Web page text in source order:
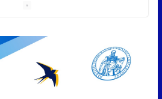
Protezione Civile San Marino.
Incendi boschivi: attivazione
della fase preliminare di
preallarme, dal 3 al 9 agosto